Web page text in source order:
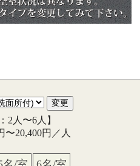
2人〜6人】
〜20,400円／人